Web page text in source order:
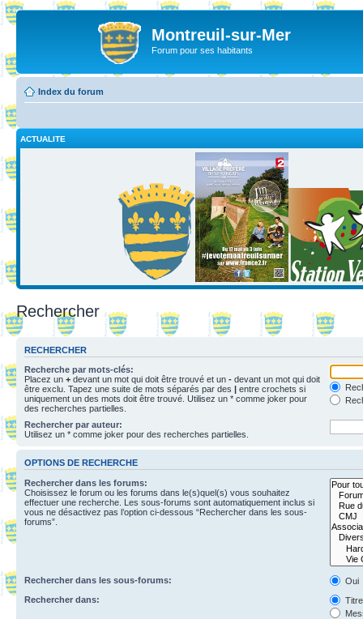
Montreuil-sur-Mer
Forum pour ses habitants
Index du forum
ACTUALITE
Rechercher
RECHERCHER
Recherche par mots-clés:
Placez un + devant un mot qui doit être trouvé et un - devant un mot qui doit
être exclu. Tapez une suite de mots séparés par des | entre crochets si
uniquement un des mots doit être trouvé. Utilisez un * comme joker pour
des recherches partielles.
Rechercher par auteur:
Utilisez un * comme joker pour des recherches partielles.
OPTIONS DE RECHERCHE
Rechercher dans les forums:
Choisissez le forum ou les forums dans le(s)quel(s) vous souhaitez
effectuer une recherche. Les sous-forums sont automatiquement inclus si
vous ne désactivez pas l’option ci-dessous “Rechercher dans les sous-
forums”.
Rechercher dans les sous-forums:
Oui
Rechercher dans: